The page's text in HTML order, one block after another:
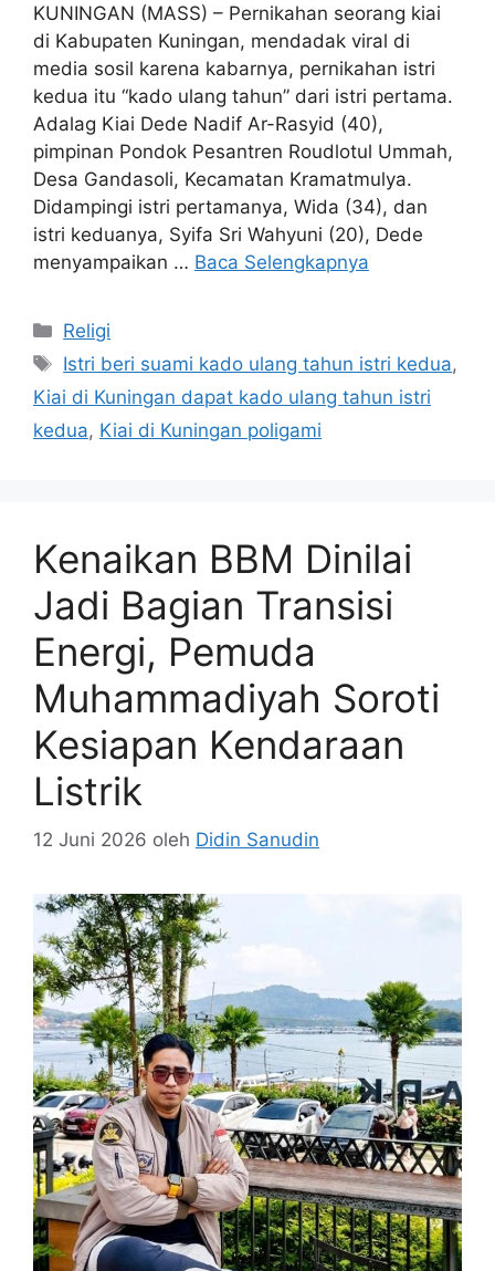
KUNINGAN (MASS) – Pernikahan seorang kiai
di Kabupaten Kuningan, mendadak viral di
media sosil karena kabarnya, pernikahan istri
kedua itu “kado ulang tahun” dari istri pertama.
Adalag Kiai Dede Nadif Ar-Rasyid (40),
pimpinan Pondok Pesantren Roudlotul Ummah,
Desa Gandasoli, Kecamatan Kramatmulya.
Didampingi istri pertamanya, Wida (34), dan
istri keduanya, Syifa Sri Wahyuni (20), Dede
menyampaikan … Baca Selengkapnya
Kategori
Religi
Tag
Istri beri suami kado ulang tahun istri kedua,
Kiai di Kuningan dapat kado ulang tahun istri
kedua, Kiai di Kuningan poligami
Kenaikan BBM Dinilai
Jadi Bagian Transisi
Energi, Pemuda
Muhammadiyah Soroti
Kesiapan Kendaraan
Listrik
12 Juni 2026 oleh Didin Sanudin